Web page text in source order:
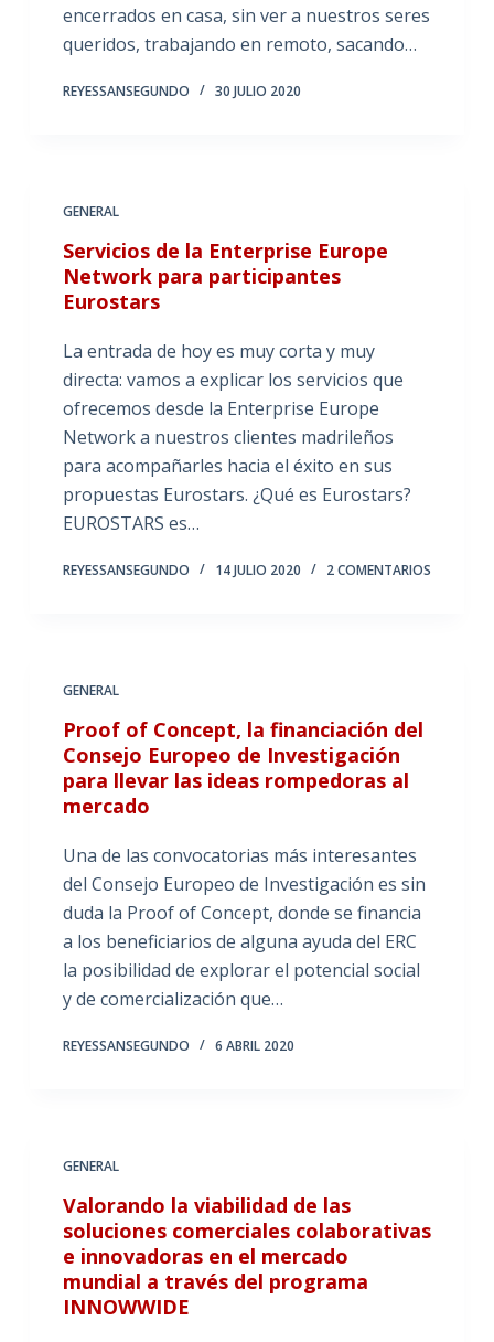
encerrados en casa, sin ver a nuestros seres
queridos, trabajando en remoto, sacando…
REYESSANSEGUNDO 30 JULIO 2020
GENERAL
Servicios de la Enterprise Europe
Network para participantes
Eurostars
La entrada de hoy es muy corta y muy
directa: vamos a explicar los servicios que
ofrecemos desde la Enterprise Europe
Network a nuestros clientes madrileños
para acompañarles hacia el éxito en sus
propuestas Eurostars. ¿Qué es Eurostars?
EUROSTARS es…
REYESSANSEGUNDO 14 JULIO 2020 2 COMENTARIOS
GENERAL
Proof of Concept, la financiación del
Consejo Europeo de Investigación
para llevar las ideas rompedoras al
mercado
Una de las convocatorias más interesantes
del Consejo Europeo de Investigación es sin
duda la Proof of Concept, donde se financia
a los beneficiarios de alguna ayuda del ERC
la posibilidad de explorar el potencial social
y de comercialización que…
REYESSANSEGUNDO 6 ABRIL 2020
GENERAL
Valorando la viabilidad de las
soluciones comerciales colaborativas
e innovadoras en el mercado
mundial a través del programa
INNOWWIDE